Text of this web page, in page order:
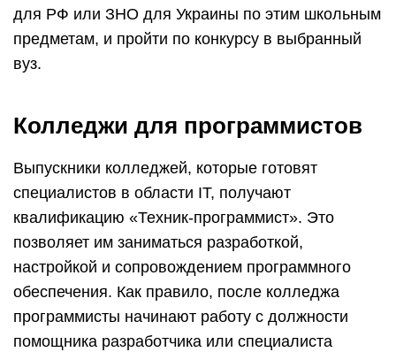
для РФ или ЗНО для Украины по этим школьным
предметам, и пройти по конкурсу в выбранный
вуз.
Колледжи для программистов
Выпускники колледжей, которые готовят
специалистов в области IT, получают
квалификацию «Техник-программист». Это
позволяет им заниматься разработкой,
настройкой и сопровождением программного
обеспечения. Как правило, после колледжа
программисты начинают работу с должности
помощника разработчика или специалиста